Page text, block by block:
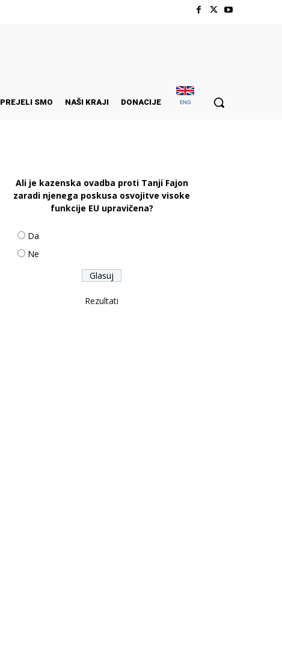
PREJELI SMO NAŠI KRAJI DONACIJE ENG
Ali je kazenska ovadba proti Tanji Fajon
zaradi njenega poskusa osvojitve visoke
funkcije EU upravičena?
Da
Ne
Rezultati